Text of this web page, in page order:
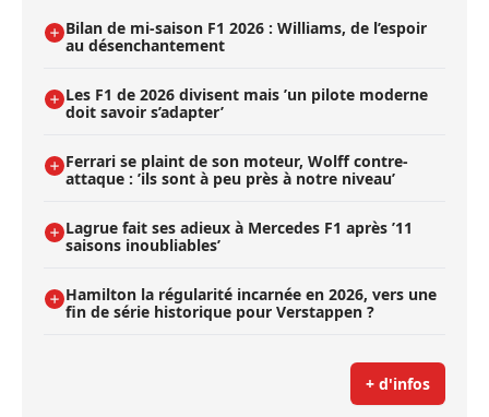
Bilan de mi-saison F1 2026 : Williams, de l’espoir
au désenchantement
Les F1 de 2026 divisent mais ’un pilote moderne
doit savoir s’adapter’
Ferrari se plaint de son moteur, Wolff contre-
attaque : ’ils sont à peu près à notre niveau’
Lagrue fait ses adieux à Mercedes F1 après ’11
saisons inoubliables’
Hamilton la régularité incarnée en 2026, vers une
fin de série historique pour Verstappen ?
+ d'infos